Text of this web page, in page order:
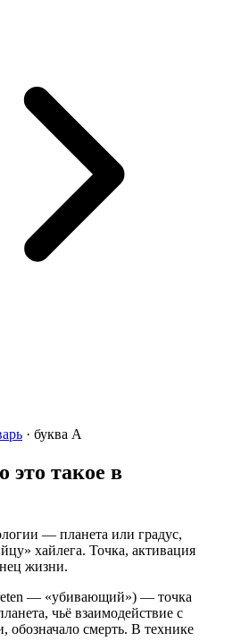
· буква А
это такое в
— планета или градус,
хайлега. Точка, активация
жизни.
— «убивающий») — точка
чьё взаимодействие с
обозначало смерть. В технике